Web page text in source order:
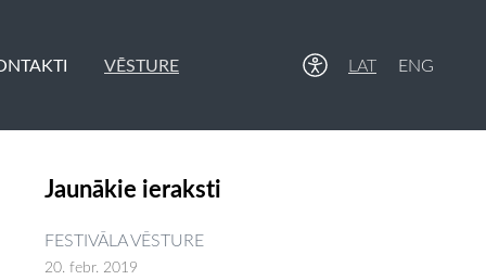
VĒSTURE LAT ENG
Jaunākie ieraksti
FESTIVĀLA VĒSTURE
20. febr. 2019